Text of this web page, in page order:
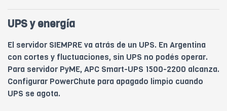
UPS y energía
El servidor SIEMPRE va atrás de un UPS. En Argentina
con cortes y fluctuaciones, sin UPS no podés operar.
Para servidor PyME, APC Smart-UPS 1500-2200 alcanza.
Configurar PowerChute para apagado limpio cuando
UPS se agota.